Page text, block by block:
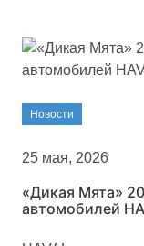
Новости
25 мая, 2026
«Дикая Мята»
автомобилей